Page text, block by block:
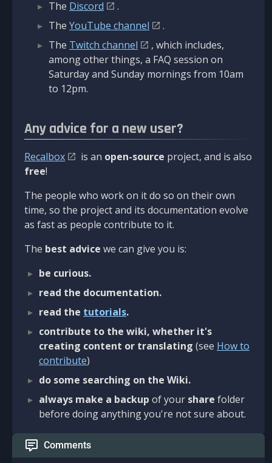
The Discord
.
The YouTube channel
.
The Twitch channel
, which includes,
among other things, a FAQ session on
Saturday and Sunday mornings from 10am
to 12pm.
Any advice for a new user?
Recalbox is an open-source project, and is also
free!
The people who work on it do so on their own
time, so the project and its documentation evolve
as fast as people contribute to it.
The best advice we can give you is:
be curious.
read the documentation.
read the tutorials.
contribute to the wiki, whether it's
creating content or translating (see How to
contribute)
do some searching on the Wiki.
always make a backup of your share folder
before doing anything you're not sure about.
Comments